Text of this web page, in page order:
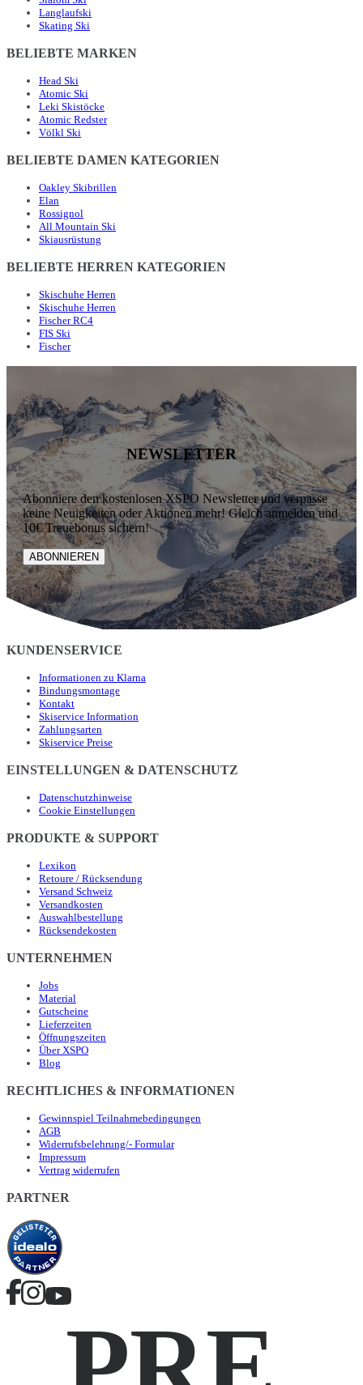
Langlaufski
Skating Ski
BELIEBTE MARKEN
Head Ski
Atomic Ski
Leki Skistöcke
Atomic Redster
Völkl Ski
BELIEBTE DAMEN KATEGORIEN
Oakley Skibrillen
Elan
Rossignol
All Mountain Ski
Skiausrüstung
BELIEBTE HERREN KATEGORIEN
Skischuhe Herren
Skischuhe Herren
Fischer RC4
FIS Ski
Fischer
NEWSLETTER
Abonniere den kostenlosen XSPO Newsletter und verpasse
keine Neuigkeiten oder Aktionen mehr! Gleich anmelden und
10€ Treuebonus sichern!
ABONNIEREN
KUNDENSERVICE
Informationen zu Klarna
Bindungsmontage
Kontakt
Skiservice Information
Zahlungsarten
Skiservice Preise
EINSTELLUNGEN & DATENSCHUTZ
Datenschutzhinweise
Cookie Einstellungen
PRODUKTE & SUPPORT
Lexikon
Retoure / Rücksendung
Versand Schweiz
Versandkosten
Auswahlbestellung
Rücksendekosten
UNTERNEHMEN
Jobs
Material
Gutscheine
Lieferzeiten
Öffnungszeiten
Über XSPO
Blog
RECHTLICHES & INFORMATIONEN
Gewinnspiel Teilnahmebedingungen
AGB
Widerrufsbelehrung/- Formular
Impressum
Vertrag widerrufen
PARTNER